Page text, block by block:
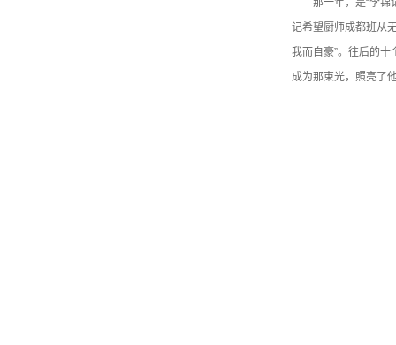
记希望厨师成都班从
我而自豪”。往后的
成为那束光，照亮了